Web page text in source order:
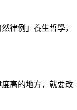
律例」養生哲學，
高的地方，就要改